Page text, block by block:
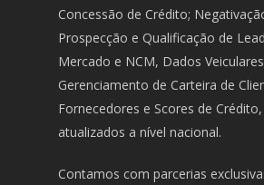
Concessão de Crédito;
Prospecção e Qualificação de
Mercado e NCM, Dados
Gerenciamento de Carteira de
Fornecedores e Scores de
atualizados a nível nacional.
Contamos com parcerias